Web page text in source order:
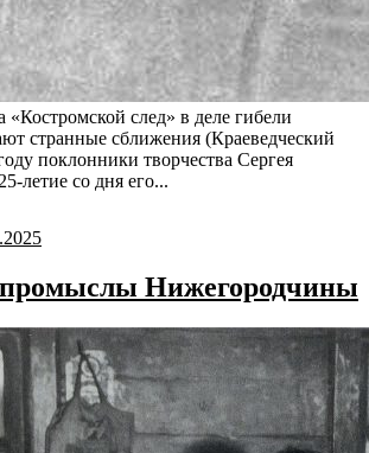
«Костромской след» в деле гибели
странные сближения (Краеведческий
поклонники творчества Сергея
летие со дня его...
Нижегородчины